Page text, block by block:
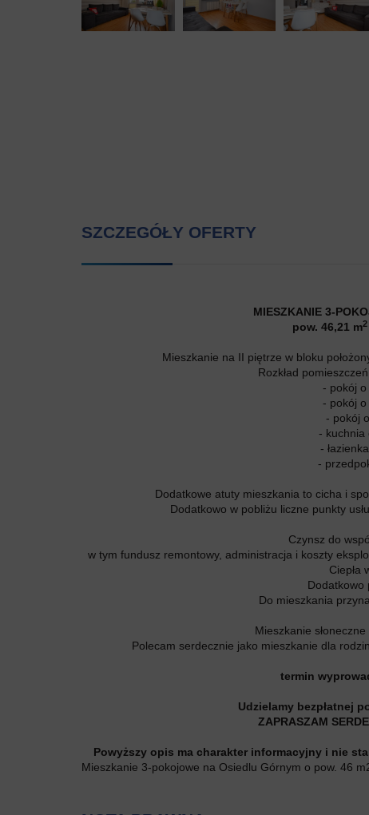
SZCZEGÓŁY OFERTY
MIESZKANIE 3-
pow. 46,21 m2
Mieszkanie na II piętrze w bloku
Rozkład
- pokój o
- pokój o
- pokój
- kuchnia
-
-
Dodatkowe atuty mieszkania to cicha i
Dodatkowo w pobliżu liczne punkty
Czynsz do
w tym fundusz remontowy, administracja i koszty
Ciepła
Dodatkowo
Do mieszkania
Mieszkanie
Polecam serdecznie jako mieszkanie dla
termin
Udzielamy bezpłatnej
ZAPRASZAM
Powyższy opis ma charakter informacyjny i nie
Mieszkanie 3-pokojowe na Osiedlu Górnym o pow. 46